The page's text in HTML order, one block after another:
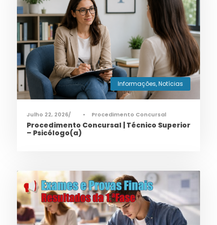
Informações,Notícias
Julho 22, 2026 • Procedimento Concursal
Procedimento Concursal | Técnico Superior
– Psicólogo(a)